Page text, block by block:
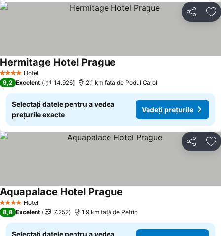
Distribuiți
4 Stele Hotel
Hermitage Hotel Prague
9,2 Excelent 14.926 2.1 km faţă de Podul Carol
Selectați datele pentru a vedea
prețurile exacte
Vedeți prețurile
Distribuiți
4 Stele Hotel
Aquapalace Hotel Prague
8,8 Excelent 7.252 1.9 km faţă de Petřín
Selectați datele pentru a vedea